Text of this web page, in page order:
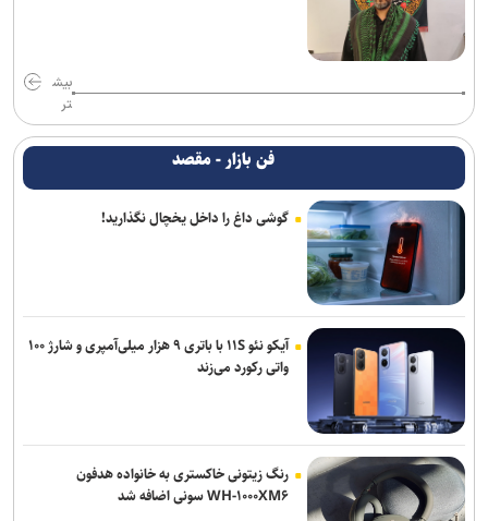
بیش
تر
فن بازار - مقصد
گوشی داغ را داخل یخچال نگذارید!
آیکو نئو ۱۱S با باتری ۹ هزار میلی‌آمپری و شارژ ۱۰۰
واتی رکورد می‌زند
رنگ زیتونی خاکستری به خانواده هدفون
WH-۱۰۰۰XM۶ سونی اضافه شد